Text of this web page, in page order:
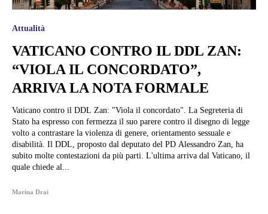
Attualità
VATICANO CONTRO IL DDL ZAN:
“VIOLA IL CONCORDATO”,
ARRIVA LA NOTA FORMALE
Vaticano contro il DDL Zan: "Viola il concordato". La Segreteria di
Stato ha espresso con fermezza il suo parere contro il disegno di legge
volto a contrastare la violenza di genere, orientamento sessuale e
disabilità. Il DDL, proposto dal deputato del PD Alessandro Zan, ha
subito molte contestazioni da più parti. L'ultima arriva dal Vaticano, il
quale chiede al...
Marina Drai